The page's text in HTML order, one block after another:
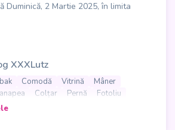
Duminică, 2 Martie 2025, în limita
Red Shopping Weeks
oferte tentante pentru mobilier
pentru a îți înfrumuseța casa. De la
și scaune confortabile, până la
paturi pentru un somn odihnitor,
trebuie pentru a-ți amenaja locuința la
XXXLutz
Comodă Vitrină
Mâner
Colțar Pernă
Fotoliu